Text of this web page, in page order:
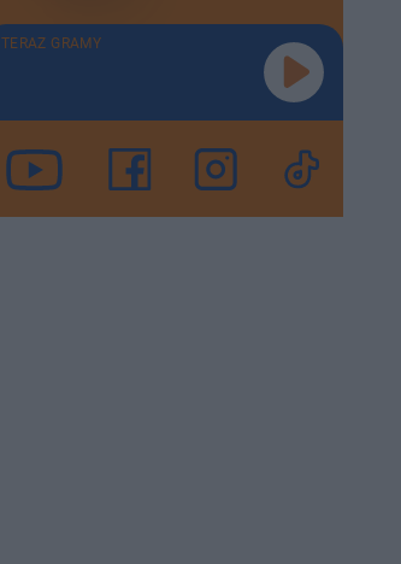
TERAZ GRAMY